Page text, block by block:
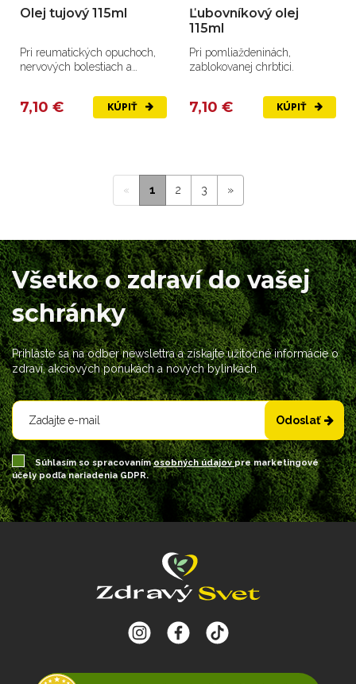
Olej tujový 115ml
Pri reumatických opuchoch,
nervových bolestiach a
7,10 € KÚPIŤ
Ľubovníkový olej
115ml
Pri pomliaždeninách,
zablokovanej chrbtici.
7,10 € KÚPIŤ
« 1 2 3 »
Všetko o zdraví do vašej
schránky
Prihláste sa na odber newslettra a získajte užitočné informácie o
zdraví, akciových ponukách a nových bylinkách.
Odoslať
Súhlasím so spracovanímosobných údajovpre marketingové
účely podľa nariadenia GDPR.